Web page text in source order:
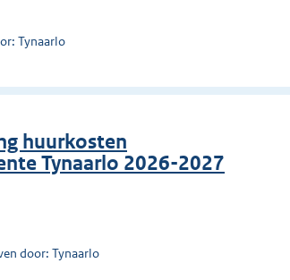
Tynaarlo
huurkosten
Tynaarlo 2026-2027
door: Tynaarlo